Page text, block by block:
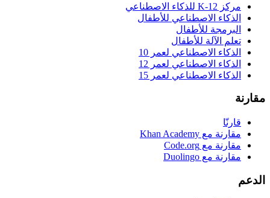
مركز K-12 للذكاء الاصطناعي
الذكاء الاصطناعي للأطفال
البرمجة للأطفال
تعلم الآلة للأطفال
الذكاء الاصطناعي لعمر 10
الذكاء الاصطناعي لعمر 12
الذكاء الاصطناعي لعمر 15
مقارنة
قارنّا
مقارنة مع Khan Academy
مقارنة مع Code.org
مقارنة مع Duolingo
الدعم